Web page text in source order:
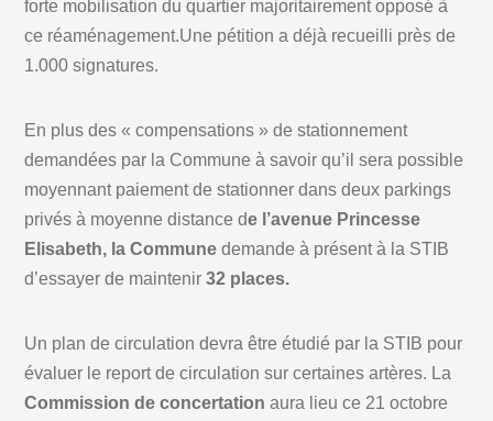
forte mobilisation du quartier majoritairement opposé à
ce réaménagement.Une pétition a déjà recueilli près de
1.000 signatures.
En plus des « compensations » de stationnement
demandées par la Commune à savoir qu’il sera possible
moyennant paiement de stationner dans deux parkings
privés à moyenne distance de l’avenue Princesse
Elisabeth, la Commune demande à présent à la STIB
d’essayer de maintenir32 places.
Un plan de circulation devra être étudié par la STIB pour
évaluer le report de circulation sur certaines artères. La
Commission de concertation aura lieu ce 21 octobre